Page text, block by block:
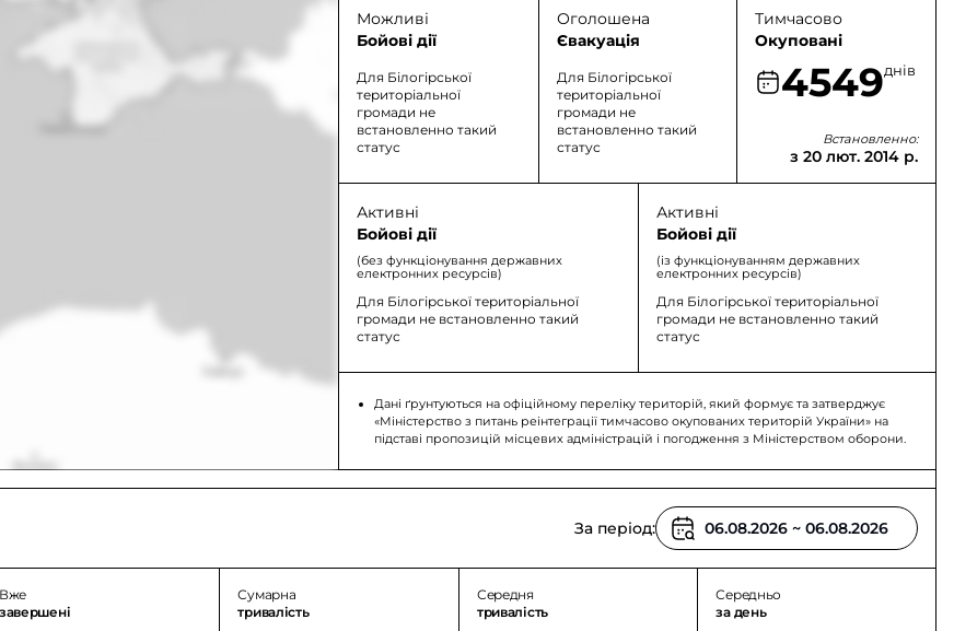
Можливі
Бойові дії
Для Білогірської
територіальної
громади не
встановленно такий
статус
Оголошена
Євакуація
Для Білогірської
територіальної
громади не
встановленно такий
статус
Тимчасово
Окуповані
4549днів
Встановленно:
з 20 лют. 2014 р.
Активні
Бойові дії
(без функціонування державних
електронних ресурсів)
Для Білогірської територіальної
громади не встановленно такий
статус
Активні
Бойові дії
(із функціонуванням державних
електронних ресурсів)
Для Білогірської територіальної
громади не встановленно такий
статус
Дані ґрунтуються на офіційному переліку територій, який формує та затверджує
«Міністерство з питань реінтеграції тимчасово окупованих територій України» на
підставі пропозицій місцевих адміністрацій і погодження з Міністерством оборони.
За період:
Вже
завершені
Сумарна
тривалість
Середня
тривалість
Середньо
за день